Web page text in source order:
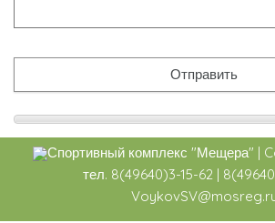
Спортивный комплекс "Мещера"
тел. 8(49640)3-15-62 |